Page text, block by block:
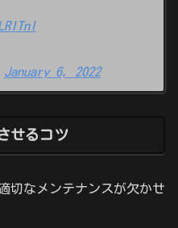
January 6, 2022
せるコツ
切なメンテナンスが欠かせ